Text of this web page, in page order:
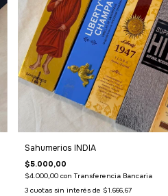
Sahumerios INDIA
$5.000,00
$4.000,00 con Transferencia Bancaria
3 cuotas sin interés de $1.666,67